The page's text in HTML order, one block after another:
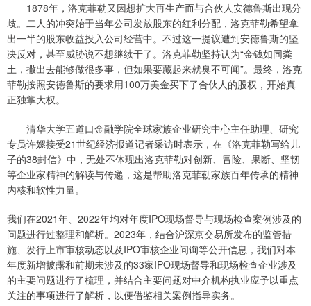
1878年，洛克菲勒又因想扩大再生产而与合伙人安德鲁斯出现分
歧。二人的冲突始于当年公司发放股东的红利分配，洛克菲勒希望拿
出一半的股东收益投入公司经营中。不过这一提议遭到安德鲁斯的坚
决反对，甚至威胁说不想继续干了。洛克菲勒坚持认为“金钱如同粪
土，撒出去能够做很多事，但如果要藏起来就臭不可闻”。最终，洛克
菲勒按照安德鲁斯的要求用100万美金买下了合伙人的股权，开始真
正独掌大权。
清华大学五道口金融学院全球家族企业研究中心主任助理、研究
专员许嫘接受21世纪经济报道记者采访时表示，在《洛克菲勒写给儿
子的38封信》中，无处不体现出洛克菲勒对创新、冒险、果断、坚韧
等企业家精神的解读与传递，这是帮助洛克菲勒家族百年传承的精神
内核和软性力量。
我们在2021年、2022年均对年度IPO现场督导与现场检查案例涉及的
问题进行过整理和解析。2023年，结合沪深京交易所发布的监管措
施、发行上市审核动态以及IPO审核企业问询等公开信息，我们对本
年度新增披露和前期未涉及的33家IPO现场督导和现场检查企业涉及
的主要问题进行了梳理，并结合主要问题对中介机构执业应予以重点
关注的事项进行了解析，以便借鉴相关案例指导实务。